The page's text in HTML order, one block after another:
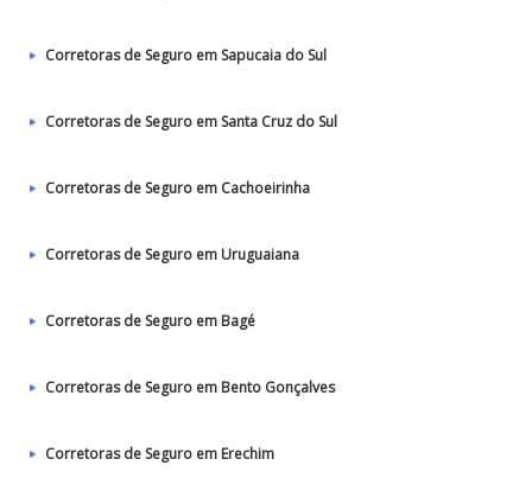
Corretoras de Seguro em Sapucaia do Sul
Corretoras de Seguro em Santa Cruz do Sul
Corretoras de Seguro em Cachoeirinha
Corretoras de Seguro em Uruguaiana
Corretoras de Seguro em Bagé
Corretoras de Seguro em Bento Gonçalves
Corretoras de Seguro em Erechim